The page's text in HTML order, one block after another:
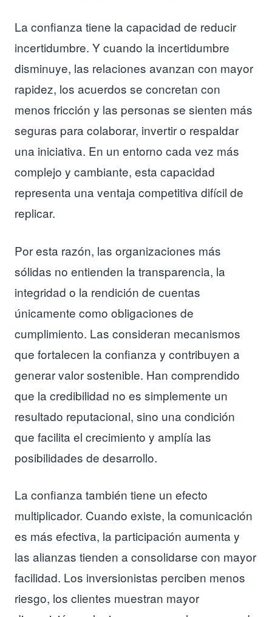
La confianza tiene la capacidad de reducir
incertidumbre. Y cuando la incertidumbre
disminuye, las relaciones avanzan con mayor
rapidez, los acuerdos se concretan con
menos fricción y las personas se sienten más
seguras para colaborar, invertir o respaldar
una iniciativa. En un entorno cada vez más
complejo y cambiante, esta capacidad
representa una ventaja competitiva difícil de
replicar.
Por esta razón, las organizaciones más
sólidas no entienden la transparencia, la
integridad o la rendición de cuentas
únicamente como obligaciones de
cumplimiento. Las consideran mecanismos
que fortalecen la confianza y contribuyen a
generar valor sostenible. Han comprendido
que la credibilidad no es simplemente un
resultado reputacional, sino una condición
que facilita el crecimiento y amplía las
posibilidades de desarrollo.
La confianza también tiene un efecto
multiplicador. Cuando existe, la comunicación
es más efectiva, la participación aumenta y
las alianzas tienden a consolidarse con mayor
facilidad. Los inversionistas perciben menos
riesgo, los clientes muestran mayor